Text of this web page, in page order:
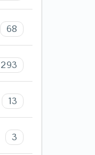
68
293
13
3